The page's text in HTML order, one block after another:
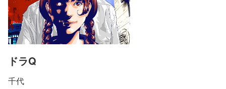
ドラQ
千代